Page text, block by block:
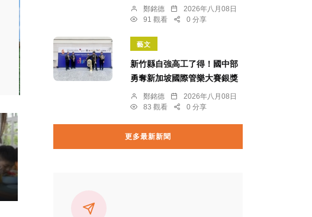
鄭銘德
2026年八月08日
91 觀看
0 分享
藝文
新竹縣自強高工了得！國中部
勇奪新加坡國際管樂大賽銀獎
鄭銘德
2026年八月08日
83 觀看
0 分享
更多最新新聞